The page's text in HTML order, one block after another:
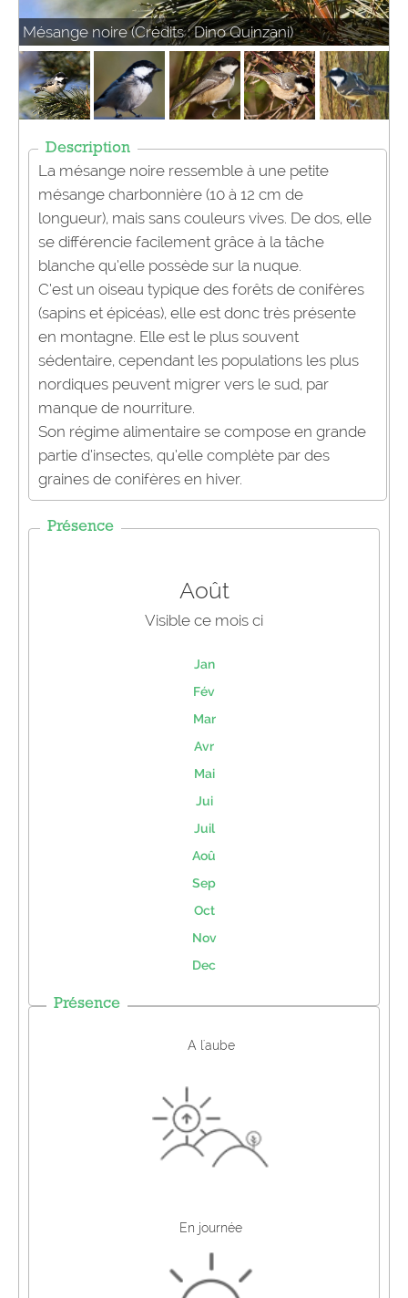
Mésange noire (Crédits : Dino Quinzani)
Description
La mésange noire ressemble à une petite
mésange charbonnière (10 à 12 cm de
longueur), mais sans couleurs vives. De dos, elle
se différencie facilement grâce à la tâche
blanche qu’elle possède sur la nuque.
C’est un oiseau typique des forêts de conifères
(sapins et épicéas), elle est donc très présente
en montagne. Elle est le plus souvent
sédentaire, cependant les populations les plus
nordiques peuvent migrer vers le sud, par
manque de nourriture.
Son régime alimentaire se compose en grande
partie d’insectes, qu’elle complète par des
graines de conifères en hiver.
Présence
Août
Visible ce mois ci
Jan
Fév
Mar
Avr
Mai
Jui
Juil
Aoû
Sep
Oct
Nov
Dec
Présence
A l'aube
En journée